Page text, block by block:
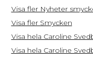
Visa fler Nyheter
Visa fler Smycken
Visa hela Caroline
Visa hela Caroline